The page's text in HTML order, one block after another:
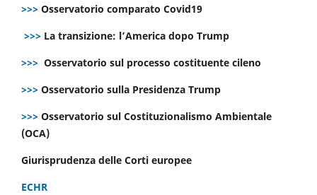
>>> Osservatorio comparato Covid19
>>> La transizione: l’America dopo Trump
>>> Osservatorio sul processo costituente cileno
>>> Osservatorio sulla Presidenza Trump
>>> Osservatorio sul Costituzionalismo Ambientale
(OCA)
Giurisprudenza delle Corti europee
ECHR